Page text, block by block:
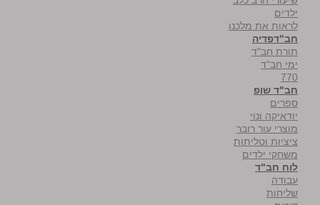
ילדים
לראות את מלכנו
חב"דפדיה
תורת חב"ד
ימי חב"ד
770
חב"ד שופ
ספרים
יודאיקה ונוי
מוצרי עור רובר
ציציות וטליתות
משחקי ילדים
לוח חב"ד
עבודה
שליחות